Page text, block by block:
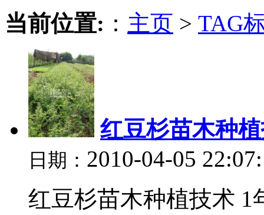
当前位置: ： 主页 > TAG
红豆杉苗木种
日期： 2010-04-05
红豆杉苗木种植技术 1